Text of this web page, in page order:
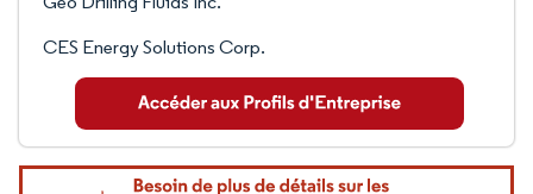
CES Energy Solutions Corp.